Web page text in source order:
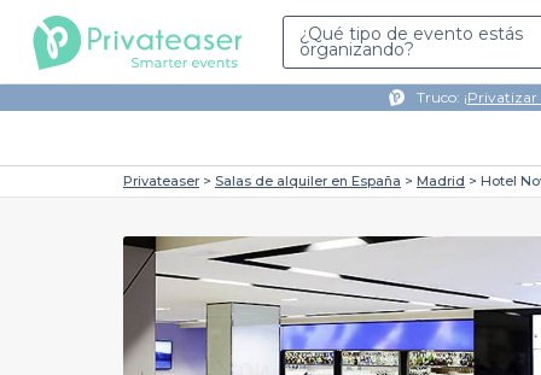
¿Qué tipo de evento estás
organizando?
Truco: ¡Privatizar
Privateaser Salas de alquiler en España Madrid Hotel